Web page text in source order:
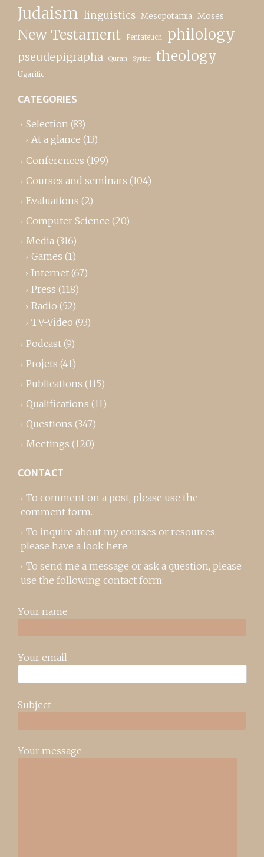
Judaism linguistics Mesopotamia Moses
New Testament Pentateuch philology
pseudepigrapha Quran Syriac theology
Ugaritic
CATEGORIES
Selection (83)
At a glance (13)
Conferences (199)
Courses and seminars (104)
Evaluations (2)
Computer Science (20)
Media (316)
Games (1)
Internet (67)
Press (118)
Radio (52)
TV-Video (93)
Podcast (9)
Projets (41)
Publications (115)
Qualifications (11)
Questions (347)
Meetings (120)
CONTACT
To comment on a post, please use the
comment form..
To inquire about my courses or resources,
please have a look here.
To send me a message or ask a question, please
use the following contact form:
Your name
Your email
Subject
Your message